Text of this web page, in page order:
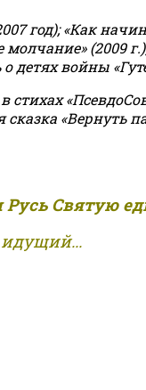
год); «Как
(2009
войны
«Вернуть
Русь Святую